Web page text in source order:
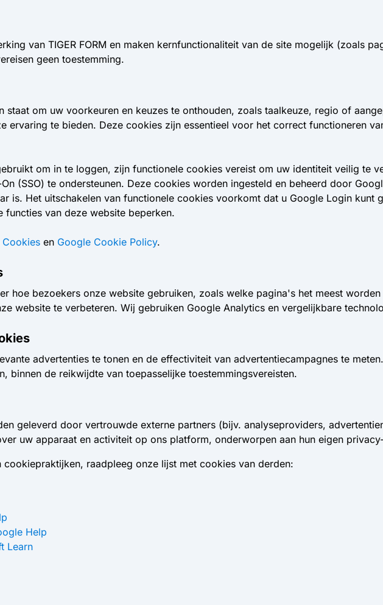
van TIGER FORM en maken kernfunctionaliteit van de site mogelijk (zoals
geen toestemming.
staat om uw voorkeuren en keuzes te onthouden, zoals taalkeuze, regio of
ervaring te bieden. Deze cookies zijn essentieel voor het correct functioneren
om in te loggen, zijn functionele cookies vereist om uw identiteit veilig te
(SSO) te ondersteunen. Deze cookies worden ingesteld en beheerd door
is. Het uitschakelen van functionele cookies voorkomt dat u Google Login kunt
van deze website beperken.
en Google Cookie Policy.
hoe bezoekers onze website gebruiken, zoals welke pagina's het meest
website te verbeteren. Wij gebruiken Google Analytics en vergelijkbare
advertenties te tonen en de effectiviteit van advertentiecampagnes te
binnen de reikwijdte van toepasselijke toestemmingsvereisten.
geleverd door vertrouwde externe partners (bijv. analyseproviders,
uw apparaat en activiteit op ons platform, onderworpen aan hun eigen
raadpleeg onze lijst met cookies van derden:
Help
Learn